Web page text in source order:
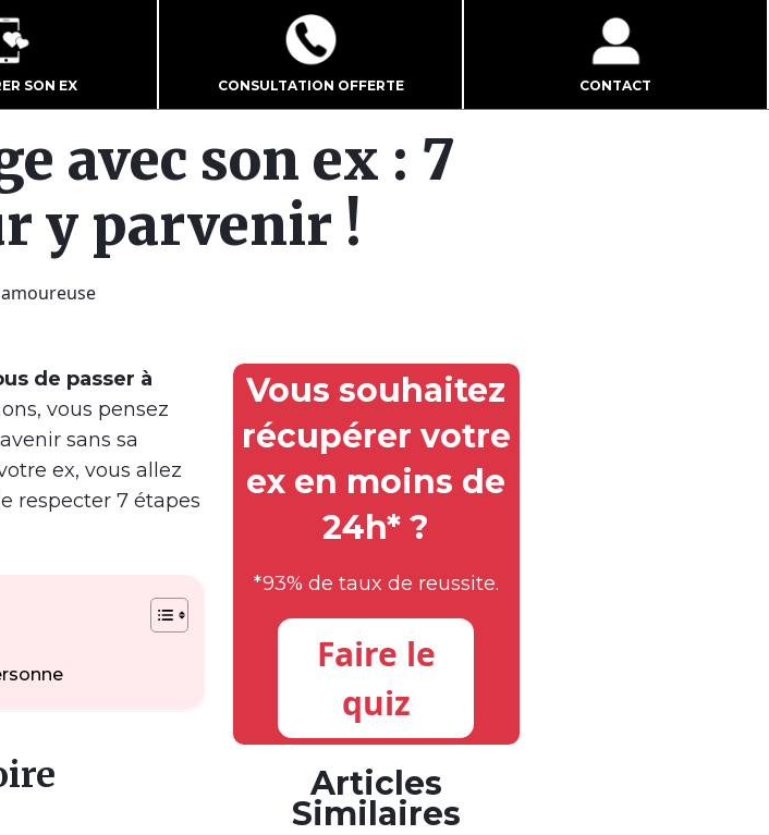
SON EX CONSULTATION OFFERTE CONTACT
avec son ex : 7
y parvenir !
de passer à
vous pensez
sans sa
ex, vous allez
respecter 7 étapes
Vous souhaitez
récupérer votre
ex en moins de
24h* ?
*93% de taux de reussite.
Faire le
quiz
Articles
Similaires